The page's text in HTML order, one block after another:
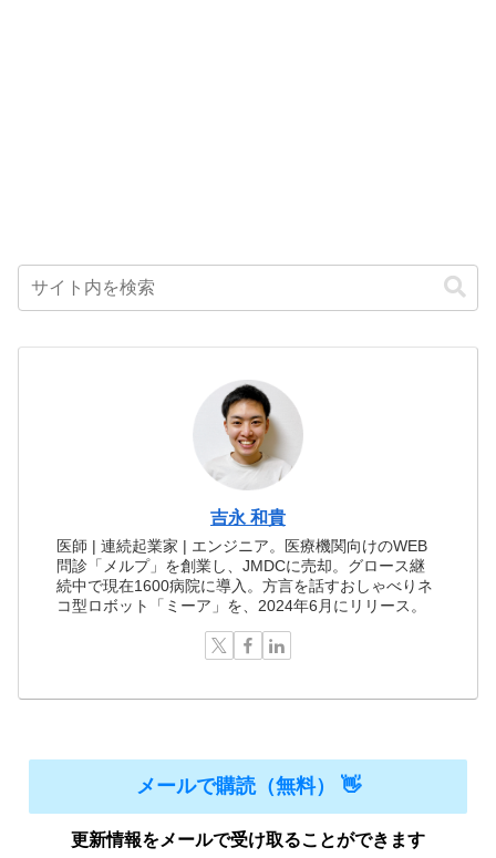
吉永 和貴
医師 | 連続起業家 | エンジニア。医療機関向けのWEB
問診「メルプ」を創業し、JMDCに売却。グロース継
続中で現在1600病院に導入。方言を話すおしゃべりネ
コ型ロボット「ミーア」を、2024年6月にリリース。
メールで購読（無料） 👋
更新情報をメールで受け取ることができます